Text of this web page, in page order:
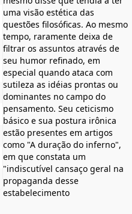
uma visão estética das
questões filosóficas. Ao mesmo
tempo, raramente deixa de
filtrar os assuntos através de
seu humor refinado, em
especial quando ataca com
sutileza as idéias prontas ou
dominantes no campo do
pensamento. Seu ceticismo
básico e sua postura irônica
estão presentes em artigos
como "A duração do inferno",
em que constata um
"indiscutível cansaço geral na
propaganda desse
estabelecimento